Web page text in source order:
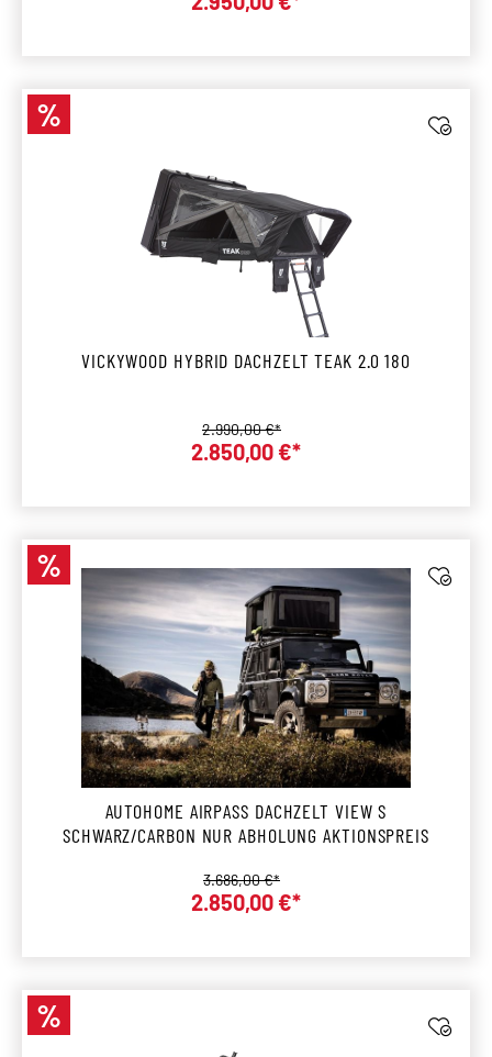
Rabatt
%
VICKYWOOD HYBRID DACHZELT TEAK 2.0 180
Verkaufspreis:
2.850,00 €*
Regulärer Preis:
2.990,00 €*
Rabatt
%
AUTOHOME AIRPASS DACHZELT VIEW S
SCHWARZ/CARBON NUR ABHOLUNG AKTIONSPREIS
Verkaufspreis:
2.850,00 €*
Regulärer Preis:
3.686,00 €*
Rabatt
%